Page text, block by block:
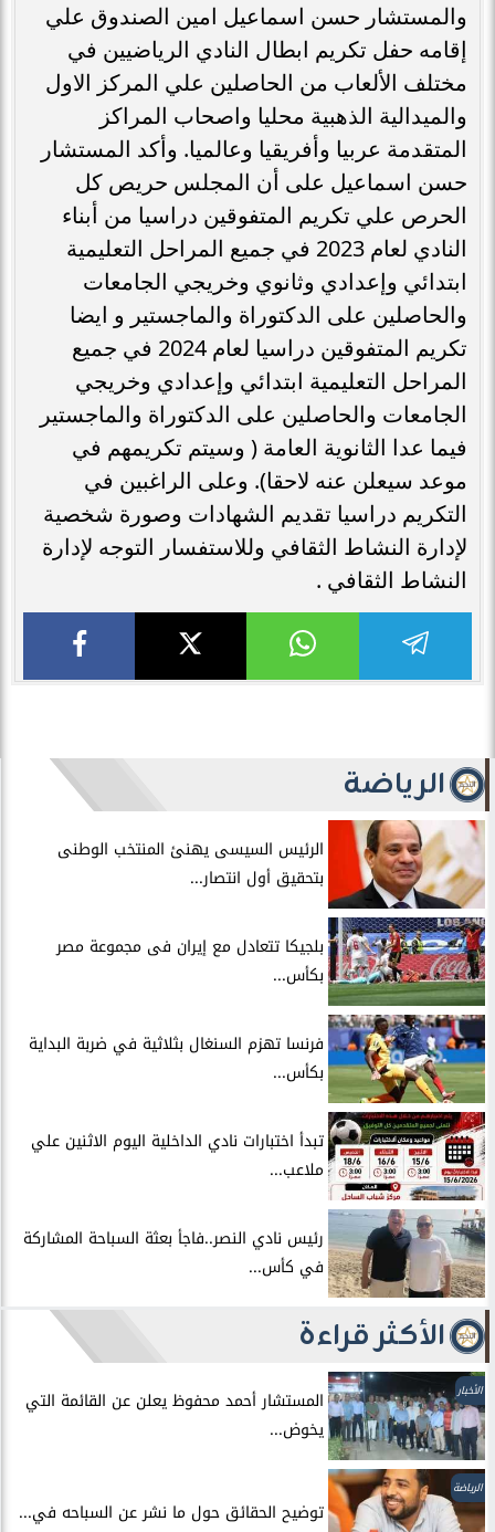
والمستشار حسن اسماعيل امين الصندوق علي
إقامه حفل تكريم ابطال النادي الرياضيين في
مختلف الألعاب من الحاصلين علي المركز الاول
والميدالية الذهبية محليا واصحاب المراكز
المتقدمة عربيا وأفريقيا وعالميا. وأكد المستشار
حسن اسماعيل على أن المجلس حريص كل
الحرص علي تكريم المتفوقين دراسيا من أبناء
النادي لعام 2023 في جميع المراحل التعليمية
ابتدائي وإعدادي وثانوي وخريجي الجامعات
والحاصلين على الدكتوراة والماجستير و ايضا
تكريم المتفوقين دراسيا لعام 2024 في جميع
المراحل التعليمية ابتدائي وإعدادي وخريجي
الجامعات والحاصلين على الدكتوراة والماجستير
فيما عدا الثانوية العامة ( وسيتم تكريمهم في
موعد سيعلن عنه لاحقا). وعلى الراغبين في
التكريم دراسيا تقديم الشهادات وصورة شخصية
لإدارة النشاط الثقافي وللاستفسار التوجه لإدارة
النشاط الثقافي .
الرياضة
الرئيس السيسى يهنئ المنتخب الوطنى
بتحقيق أول انتصار...
بلجيكا تتعادل مع إيران فى مجموعة مصر
بكأس...
فرنسا تهزم السنغال بثلاثية في ضربة البداية
بكأس...
تبدأ اختبارات نادي الداخلية اليوم الاثنين علي
ملاعب...
رئيس نادي النصر..فاجأ بعثة السباحة المشاركة
في كأس...
الأكثر قراءة
الأخبار
المستشار أحمد محفوظ يعلن عن القائمة التي
يخوض...
الرياضة
توضيح الحقائق حول ما نشر عن السباحه في...